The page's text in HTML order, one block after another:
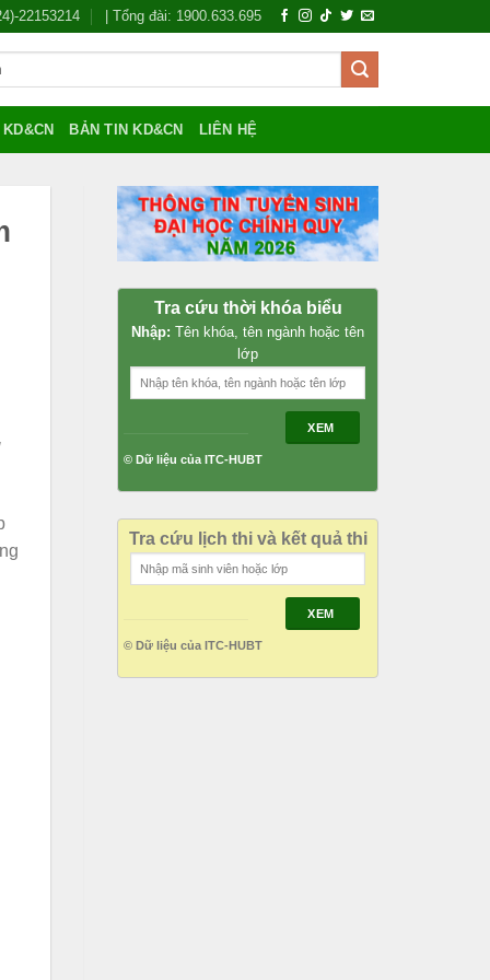
22153214 | Tổng đài: 1900.633.695
BẢN TIN KD&CN LIÊN HỆ
Tra cứu thời khóa biểu
Nhập: Tên khóa, tên ngành hoặc tên
lớp
XEM
© Dữ liệu của ITC-HUBT
Tra cứu lịch thi và kết quả thi
XEM
© Dữ liệu của ITC-HUBT